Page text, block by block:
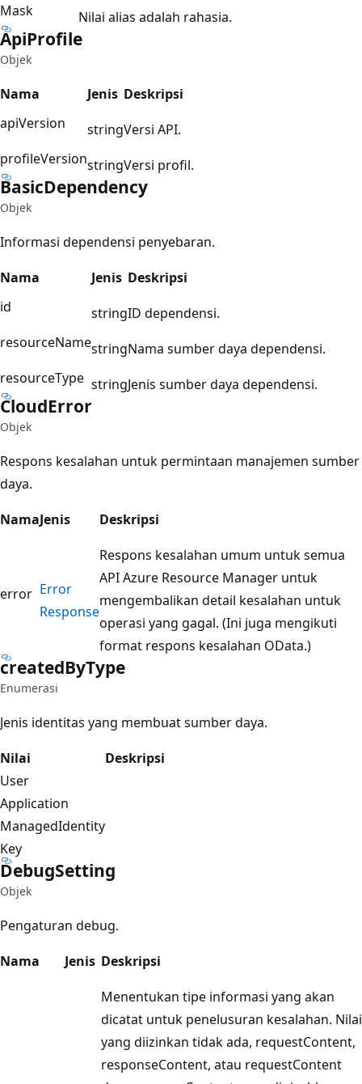
Mask
Nilai alias adalah rahasia.
ApiProfile
Objek
Nama Jenis Deskripsi
apiVersion
stringVersi API.
profileVersionstringVersi profil.
BasicDependency
Objek
Informasi dependensi penyebaran.
Nama
Jenis Deskripsi
id
stringID dependensi.
resourceNamestringNama sumber daya dependensi.
resourceType stringJenis sumber daya dependensi.
CloudError
Objek
Respons kesalahan untuk permintaan manajemen sumber
daya.
NamaJenis Deskripsi
error Error
Response
Respons kesalahan umum untuk semua
API Azure Resource Manager untuk
mengembalikan detail kesalahan untuk
operasi yang gagal. (Ini juga mengikuti
format respons kesalahan OData.)
createdByType
Enumerasi
Jenis identitas yang membuat sumber daya.
Nilai
Deskripsi
User
Application
ManagedIdentity
Key
DebugSetting
Objek
Pengaturan debug.
Nama
Jenis Deskripsi
Menentukan tipe informasi yang akan
dicatat untuk penelusuran kesalahan. Nilai
yang diizinkan tidak ada, requestContent,
responseContent, atau requestContent